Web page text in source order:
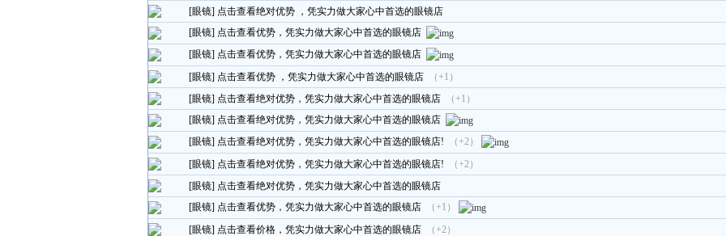
[眼镜] 点击查看绝对优势 ，凭实力做大家心中首选的眼镜店
[眼镜] 点击查看优势，凭实力做大家心中首选的眼镜店
[眼镜] 点击查看优势，凭实力做大家心中首选的眼镜店
[眼镜] 点击查看优势 ，凭实力做大家心中首选的眼镜店
（+1）
[眼镜] 点击查看绝对优势，凭实力做大家心中首选的眼镜店
（+1）
[眼镜] 点击查看绝对优势，凭实力做大家心中首选的眼镜店
[眼镜] 点击查看绝对优势，凭实力做大家心中首选的眼镜店!
（+2）
[眼镜] 点击查看绝对优势，凭实力做大家心中首选的眼镜店!
（+2）
[眼镜] 点击查看绝对优势，凭实力做大家心中首选的眼镜店
[眼镜] 点击查看优势，凭实力做大家心中首选的眼镜店
（+1）
[眼镜] 点击查看价格，凭实力做大家心中首选的眼镜店
（+2）